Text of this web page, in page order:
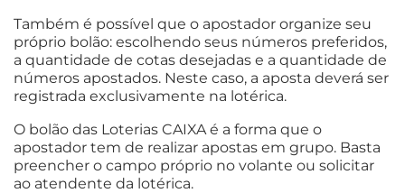
Também é possível que o apostador organize seu
próprio bolão: escolhendo seus números preferidos,
a quantidade de cotas desejadas e a quantidade de
números apostados. Neste caso, a aposta deverá ser
registrada exclusivamente na lotérica.
O bolão das Loterias CAIXA é a forma que o
apostador tem de realizar apostas em grupo. Basta
preencher o campo próprio no volante ou solicitar
ao atendente da lotérica.